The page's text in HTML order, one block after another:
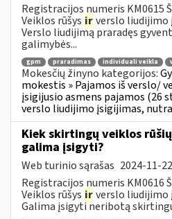
Registracijos numeris KM0615
Veiklos rūšys irverslo liudijimo
Verslo liudijimą praradęs
galimybės...
gpm praradimas individuali veikla
Mokesčių žinyno kategorijos:
mokestis » Pajamos iš verslo/
įsigijusio asmens pajamos (26
verslo liudijimo įsigijimas,
Kiek skirtingų veiklos
galima įsigyti?
Web turinio sąrašas 2024-11-22
Registracijos numeris KM0616
Veiklos rūšys irverslo liudijimo
Galima įsigyti neribotą